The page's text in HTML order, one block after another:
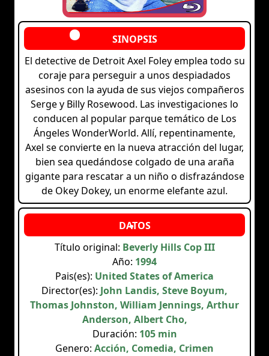
El detective de Detroit Axel Foley emplea todo su
coraje para perseguir a unos despiadados
asesinos con la ayuda de sus viejos compañeros
Serge y Billy Rosewood. Las investigaciones lo
conducen al popular parque temático de Los
Ángeles WonderWorld. Allí, repentinamente,
Axel se convierte en la nueva atracción del lugar,
bien sea quedándose colgado de una araña
gigante para rescatar a un niño o disfrazándose
de Okey Dokey, un enorme elefante azul.
Título original: Beverly Hills Cop III
Año: 1994
Pais(es): United States of America
Director(es): John Landis, Steve Boyum,
Thomas Johnston, William Jennings, Arthur
Anderson, Albert Cho,
Duración: 105 min
Genero: Acción, Comedia, Crimen